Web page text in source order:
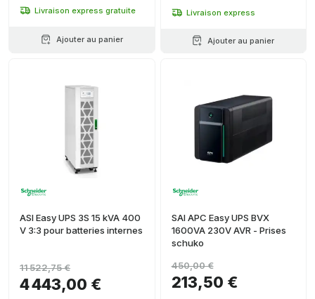
Livraison express gratuite
Ajouter au panier
Livraison express
Ajouter au panier
ASI Easy UPS 3S 15 kVA 400
V 3:3 pour batteries internes
4 443,00 €
11 522,75 €
SAI APC Easy UPS BVX
1600VA 230V AVR - Prises
schuko
213,50 €
450,00 €